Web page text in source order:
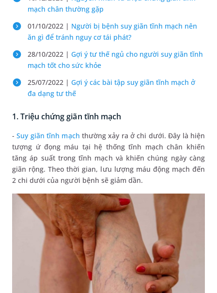
mạch chân thường gặp
01/10/2022 | Người bị bệnh suy giãn tĩnh mạch nên
ăn gì để tránh nguy cơ tái phát?
28/10/2022 | Gợi ý tư thế ngủ cho người suy giãn tĩnh
mạch tốt cho sức khỏe
25/07/2022 | Gợi ý các bài tập suy giãn tĩnh mạch ở
đa dạng tư thế
1. Triệu chứng giãn tĩnh mạch
-Suy giãn tĩnh mạch thường xảy ra ở chi dưới. Đây là hiện
tượng ứ đọng máu tại hệ thống tĩnh mạch chân khiến
tăng áp suất trong tĩnh mạch và khiến chúng ngày càng
giãn rộng. Theo thời gian, lưu lượng máu động mạch đến
2 chi dưới của người bệnh sẽ giảm dần.